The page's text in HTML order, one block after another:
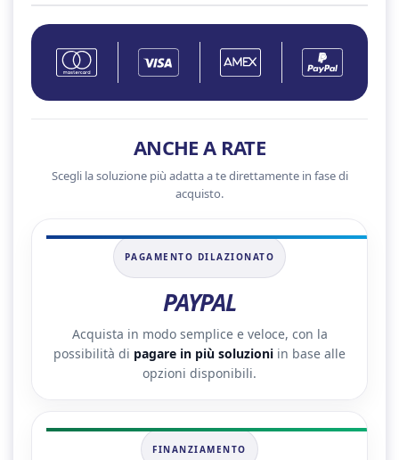
ANCHE A RATE
Scegli la soluzione più adatta a te direttamente in fase di
acquisto.
PAGAMENTO DILAZIONATO
PAYPAL
Acquista in modo semplice e veloce, con la
possibilità di pagare in più soluzioni in base alle
opzioni disponibili.
FINANZIAMENTO